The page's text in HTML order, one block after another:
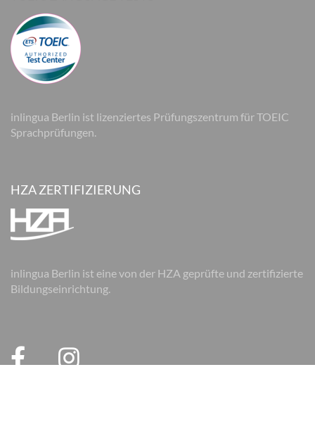
inlingua Berlin ist lizenziertes Prüfungszentrum für TOEIC
Sprachprüfungen.
HZA ZERTIFIZIERUNG
inlingua Berlin ist eine von der HZA geprüfte und zertifizierte
Bildungseinrichtung.